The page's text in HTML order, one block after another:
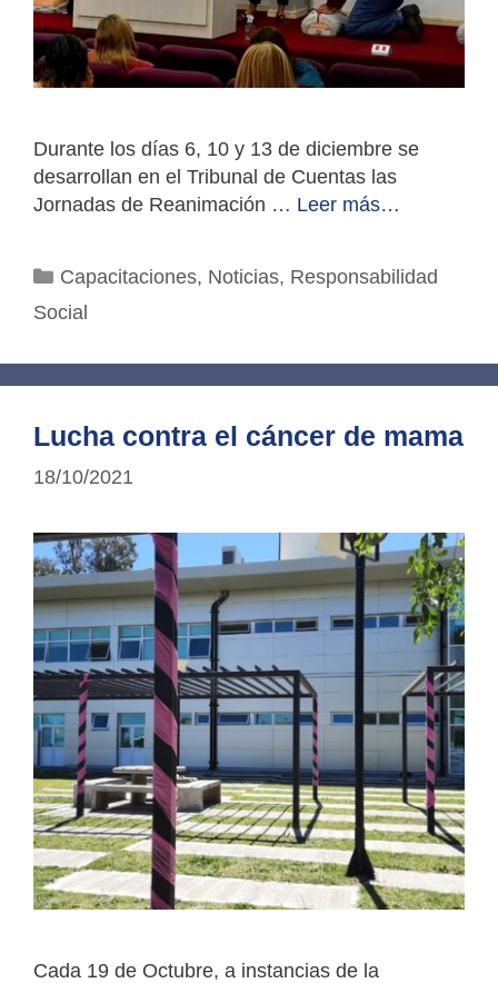
Durante los días 6, 10 y 13 de diciembre se
desarrollan en el Tribunal de Cuentas las
Jornadas de Reanimación … Leer más…
Categorías
Capacitaciones, Noticias, Responsabilidad
Social
Lucha contra el cáncer de mama
18/10/2021
Cada 19 de Octubre, a instancias de la